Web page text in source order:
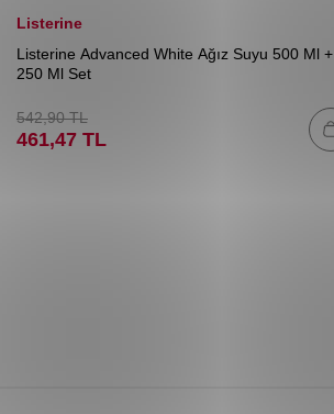
Listerine
Listerine Advanced White Ağız Suyu 500 Ml +
250 Ml Set
542,90TL
461,47 TL